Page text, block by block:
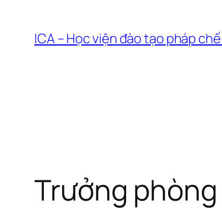
ICA – Học viện đào tạo pháp
Trưởng phòng